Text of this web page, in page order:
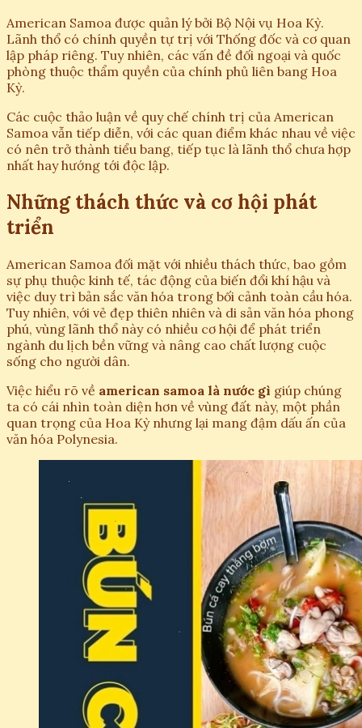
American Samoa được quản lý bởi Bộ Nội vụ Hoa Kỳ.
Lãnh thổ có chính quyền tự trị với Thống đốc và cơ quan
lập pháp riêng. Tuy nhiên, các vấn đề đối ngoại và quốc
phòng thuộc thẩm quyền của chính phủ liên bang Hoa
Kỳ.
Các cuộc thảo luận về quy chế chính trị của American
Samoa vẫn tiếp diễn, với các quan điểm khác nhau về việc
có nên trở thành tiểu bang, tiếp tục là lãnh thổ chưa hợp
nhất hay hướng tới độc lập.
Những thách thức và cơ hội phát
triển
American Samoa đối mặt với nhiều thách thức, bao gồm
sự phụ thuộc kinh tế, tác động của biến đổi khí hậu và
việc duy trì bản sắc văn hóa trong bối cảnh toàn cầu hóa.
Tuy nhiên, với vẻ đẹp thiên nhiên và di sản văn hóa phong
phú, vùng lãnh thổ này có nhiều cơ hội để phát triển
ngành du lịch bền vững và nâng cao chất lượng cuộc
sống cho người dân.
Việc hiểu rõ về american samoa là nước gì giúp chúng
ta có cái nhìn toàn diện hơn về vùng đất này, một phần
quan trọng của Hoa Kỳ nhưng lại mang đậm dấu ấn của
văn hóa Polynesia.